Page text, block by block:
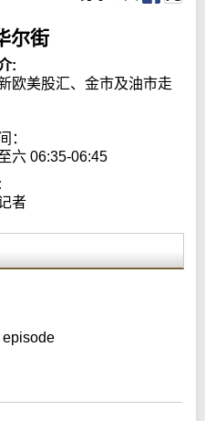
尔街
:
欧美股汇、金市及油市走
：
六 06:35-06:45
者
episode